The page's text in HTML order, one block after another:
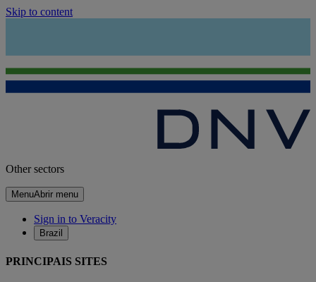
Skip to content
Other sectors
MenuAbrir menu
Sign in to Veracity
Brazil
PRINCIPAIS SITES